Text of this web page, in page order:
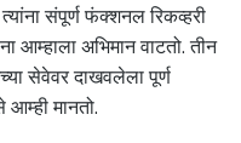
संपूर्ण फंक्शनल रिकव्हरी
आम्हाला अभिमान वाटतो. तीन
सेवेवर दाखवलेला पूर्ण
मानतो.